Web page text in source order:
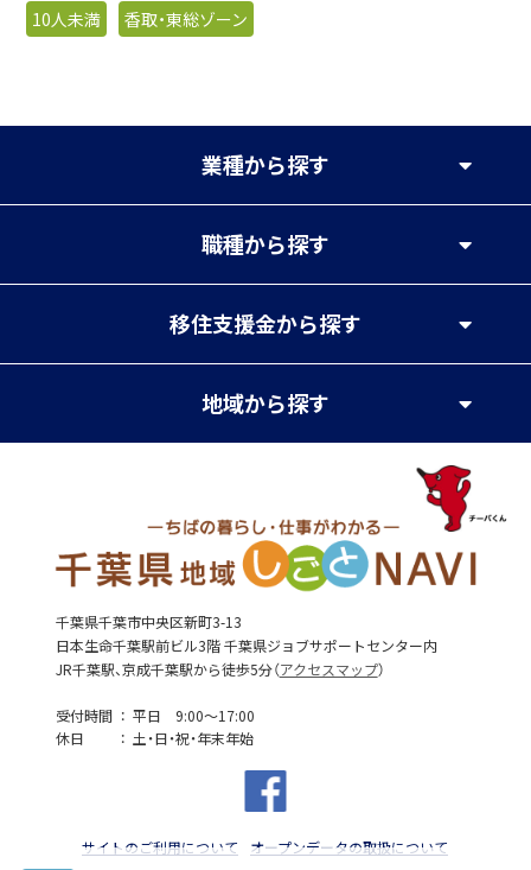
10人未満
香取・東総ゾーン
業種から探す
職種から探す
移住支援金から探す
地域から探す
千葉県千葉市中央区新町3-13
日本生命千葉駅前ビル3階 千葉県ジョブサポートセンター内
JR千葉駅、京成千葉駅から徒歩5分（アクセスマップ）
受付時間
平日 9:00～17:00
休日
土・日・祝・年末年始
サイトのご利用について オープンデータの取扱について